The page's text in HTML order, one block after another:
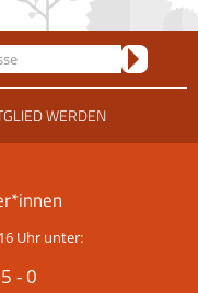
WERDEN
Uhr unter:
- 0